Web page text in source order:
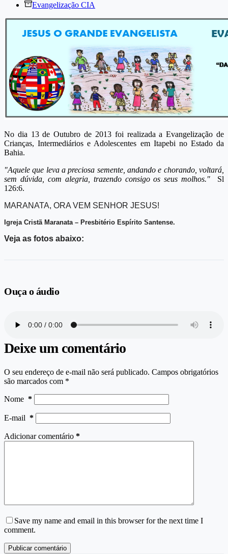
Evangelização CIA
No dia 13 de Outubro de 2013 foi realizada a Evangelização de
Crianças, Intermediários e Adolescentes em Itapebi no Estado da
Bahia.
"Aquele que leva a preciosa semente, andando e chorando, voltará,
sem dúvida, com alegria, trazendo consigo os seus molhos." Sl
126:6.
MARANATA, ORA VEM SENHOR JESUS!
Igreja Cristã Maranata – Presbitério Espírito Santense.
Veja as fotos abaixo:
Ouça o áudio
Deixe um comentário
O seu endereço de e-mail não será publicado. Campos obrigatórios
são marcados com *
Nome *
E-mail *
Adicionar comentário *
Save my name and email in this browser for the next time I
comment.
Publicar comentário